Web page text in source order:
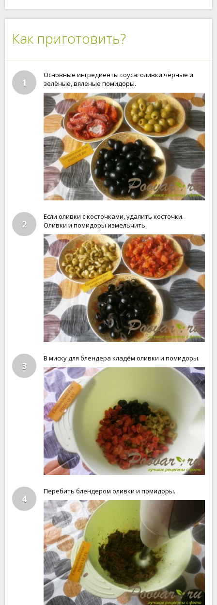
Как приготовить?
1
Основные ингредиенты соуса: оливки чёрные и
зелёные, вяленые помидоры.
2
Если оливки с косточками, удалить косточки.
Оливки и помидоры измельчить.
3
В миску для блендера кладём оливки и помидоры.
4
Перебить блендером оливки и помидоры.